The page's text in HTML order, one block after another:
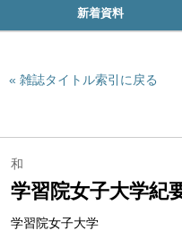
新着資料
雑誌タイトル索引に戻る
和
学習院女子大学紀
学習院女子大学